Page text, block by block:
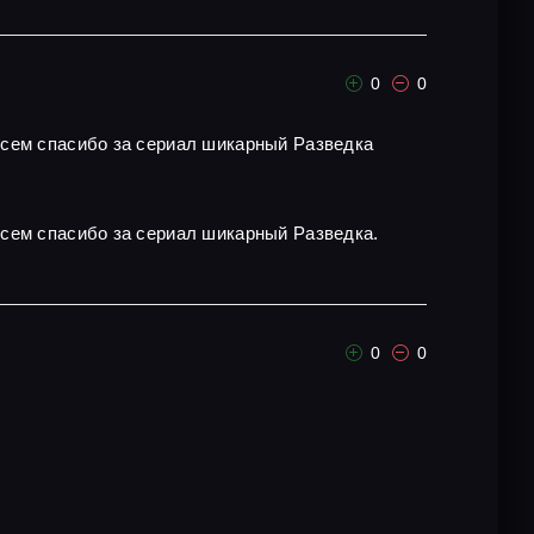
0 0
спасибо за сериал шикарный Разведка
спасибо за сериал шикарный Разведка.
0 0